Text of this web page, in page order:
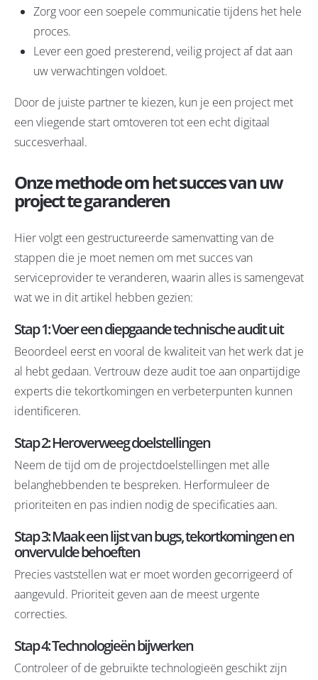
Zorg voor een soepele communicatie tijdens het hele
proces.
Lever een goed presterend, veilig project af dat aan
uw verwachtingen voldoet.
Door de juiste partner te kiezen, kun je een project met
een vliegende start omtoveren tot een echt digitaal
succesverhaal.
Onze methode om het succes van uw
project te garanderen
Hier volgt een gestructureerde samenvatting van de
stappen die je moet nemen om met succes van
serviceprovider te veranderen, waarin alles is samengevat
wat we in dit artikel hebben gezien:
Stap 1: Voer een diepgaande technische audit uit
Beoordeel eerst en vooral de kwaliteit van het werk dat je
al hebt gedaan. Vertrouw deze audit toe aan onpartijdige
experts die tekortkomingen en verbeterpunten kunnen
identificeren.
Stap 2: Heroverweeg doelstellingen
Neem de tijd om de projectdoelstellingen met alle
belanghebbenden te bespreken. Herformuleer de
prioriteiten en pas indien nodig de specificaties aan.
Stap 3: Maak een lijst van bugs, tekortkomingen en
onvervulde behoeften
Precies vaststellen wat er moet worden gecorrigeerd of
aangevuld. Prioriteit geven aan de meest urgente
correcties.
Stap 4: Technologieën bijwerken
Controleer of de gebruikte technologieën geschikt zijn